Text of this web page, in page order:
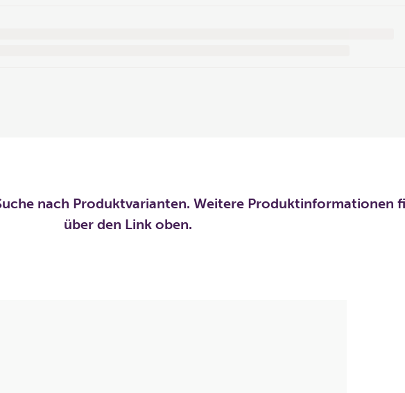
nach Produktvarianten. Weitere Produktinformationen
über den Link oben.